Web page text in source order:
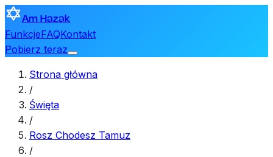
Am Hazak
FunkcjeFAQKontakt
Pobierz teraz
Strona główna
/
Święta
/
Rosz Chodesz Tamuz
/